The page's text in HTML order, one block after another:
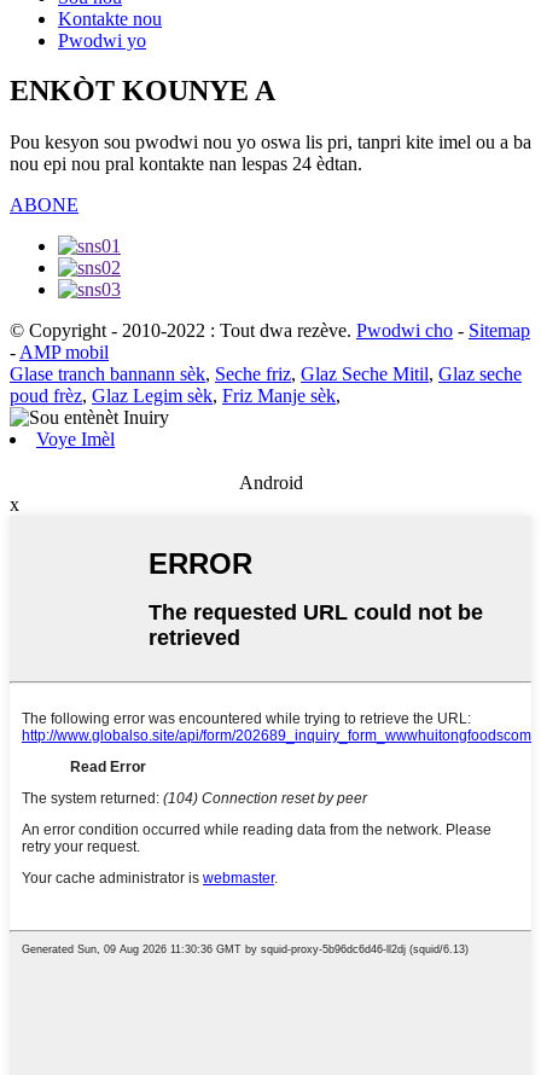
Kontakte nou
Pwodwi yo
ENKÒT KOUNYE A
Pou kesyon sou pwodwi nou yo oswa lis pri, tanpri kite imel ou a ba
nou epi nou pral kontakte nan lespas 24 èdtan.
ABONE
© Copyright - 2010-2022 : Tout dwa rezève. Pwodwi cho - Sitemap
- AMP mobil
Glase tranch bannann sèk, Seche friz, Glaz Seche Mitil, Glaz seche
poud frèz, Glaz Legim sèk, Friz Manje sèk,
Voye Imèl
Android
x